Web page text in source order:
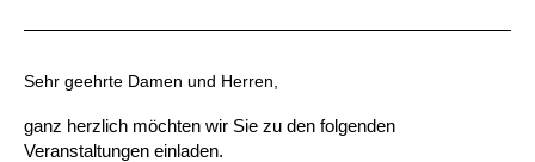
Sehr geehrte Damen und Herren,
ganz herzlich möchten wir Sie zu den folgenden
Veranstaltungen einladen.